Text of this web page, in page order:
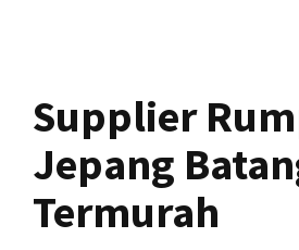
Supplier
Jepang
Termurah